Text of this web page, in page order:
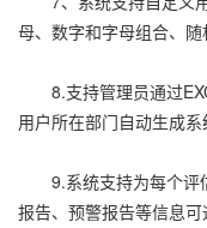
母、数字和字母组合、随
8.支持管理员通过
用户所在部门自动生成系
9.系统支持为每个评
报告、预警报告等信息